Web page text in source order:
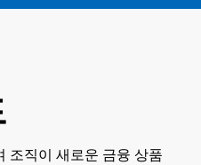
조직이 새로운 금융 상품